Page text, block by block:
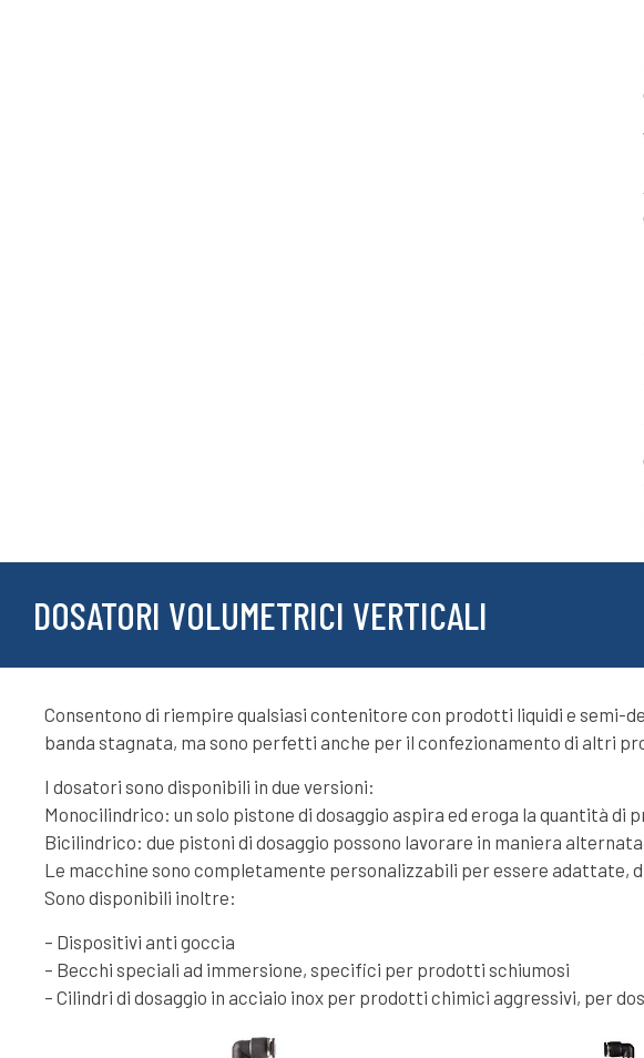
DOSATORI VOLUMETRICI VERTICALI
Consentono di riempire qualsiasi contenitore con prodotti liquidi e semi-
banda stagnata, ma sono perfetti anche per il confezionamento di altri
I dosatori sono disponibili in due versioni:
Monocilindrico: un solo pistone di dosaggio aspira ed eroga la quantità di
Bicilindrico: due pistoni di dosaggio possono lavorare in maniera
Le macchine sono completamente personalizzabili per essere adattate,
Sono disponibili inoltre:
– Dispositivi anti goccia
– Becchi speciali ad immersione, specifici per prodotti schiumosi
– Cilindri di dosaggio in acciaio inox per prodotti chimici aggressivi, per